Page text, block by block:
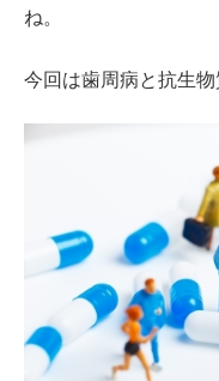
ね。
今回は歯周病と抗生物